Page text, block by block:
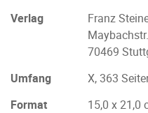
Verlag
Franz
70469
Umfang
X, 363
Format
15,0 x 21,0